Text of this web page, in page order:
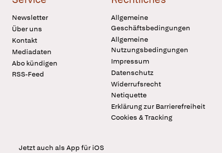
Newsletter
Über uns
Kontakt
Mediadaten
Abo kündigen
RSS-Feed
Allgemeine
Geschäftsbedingungen
Allgemeine
Nutzungsbedingungen
Impressum
Datenschutz
Widerrufsrecht
Netiquette
Erklärung zur Barrierefreiheit
Cookies & Tracking
Jetzt auch als App für iOS